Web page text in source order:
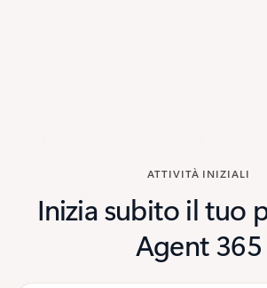
ATTIVITÀ INIZIALI
Inizia subito il tuo
Agent 365